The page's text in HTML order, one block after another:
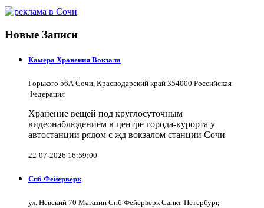
Новые Записи
Камера Хранения Вокзала
Горького 56А Сочи, Краснодарский край 354000 Российская
Федерация
Хранение вещей под круглосуточным
видеонаблюдением в центре города-курорта у
автостанции рядом с жд вокзалом станции Сочи
22-07-2026 16:59:00
Спб Фейерверк
ул. Невский 70 Магазин Спб Фейерверк Санкт-Петербург,